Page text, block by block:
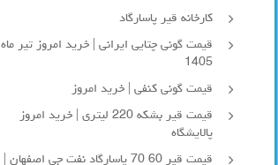
کارخانه قیر پاسارگاد
قیمت گونی چتایی ایرانی | خرید امروز تیر ماه
1405
قیمت گونی کنفی | خرید امروز
قیمت قیر بشکه 220 لیتری | خرید امروز
پالایشگاه
قیمت قیر 60 70 پاسارگاد نفت جی اصفهان |